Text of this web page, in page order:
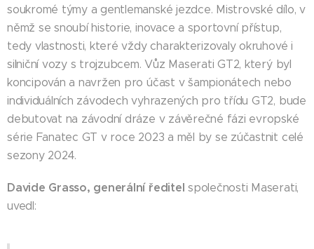
soukromé týmy a gentlemanské jezdce. Mistrovské dílo, v
němž se snoubí historie, inovace a sportovní přístup,
tedy vlastnosti, které vždy charakterizovaly okruhové i
silniční vozy s trojzubcem. Vůz Maserati GT2, který byl
koncipován a navržen pro účast v šampionátech nebo
individuálních závodech vyhrazených pro třídu GT2, bude
debutovat na závodní dráze v závěrečné fázi evropské
série Fanatec GT v roce 2023 a měl by se zúčastnit celé
sezony 2024.
Davide Grasso, generální ředitel společnosti Maserati,
uvedl: